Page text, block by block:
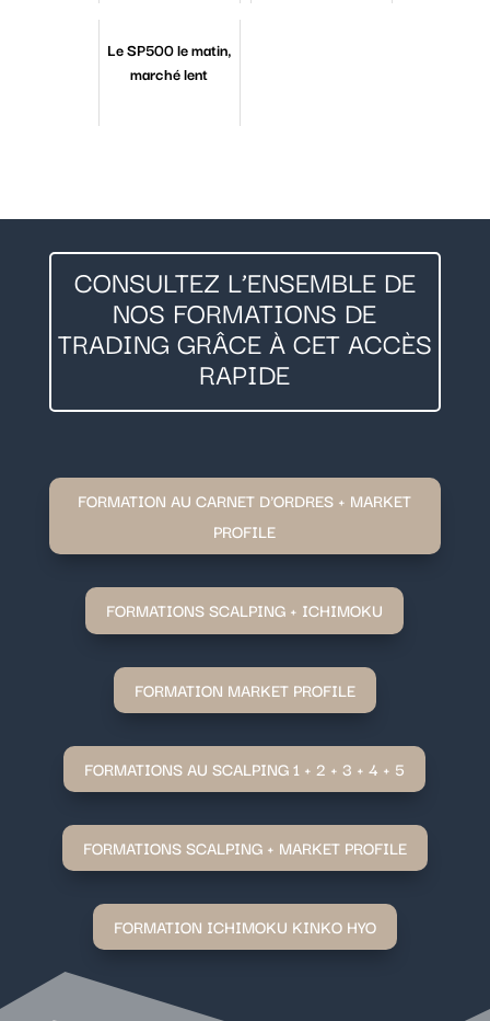
Le SP500 le matin,
marché lent
CONSULTEZ L’ENSEMBLE DE
NOS FORMATIONS DE
TRADING GRÂCE À CET ACCÈS
RAPIDE
FORMATION AU CARNET D'ORDRES + MARKET
PROFILE
FORMATIONS SCALPING + ICHIMOKU
FORMATION MARKET PROFILE
FORMATIONS AU SCALPING 1 + 2 + 3 + 4 + 5
FORMATIONS SCALPING + MARKET PROFILE
FORMATION ICHIMOKU KINKO HYO